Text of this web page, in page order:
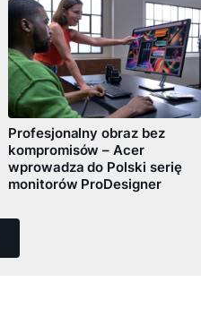
Profesjonalny obraz bez
kompromisów – Acer
wprowadza do Polski serię
monitorów ProDesigner